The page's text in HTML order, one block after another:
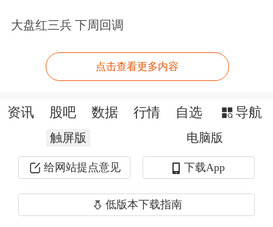
监管的体制。在此，特别建议成立数字
务院的统一领导下，专门负责推动包括
互联网平台在内的数字经济长期健康发
展。
数字经济发展与监管委员会的成立可以
大盘红三兵 下周回调
点击查看更多内容
资讯 股吧 数据 行情 自选 导航
触屏版 电脑版
给网站提点意见 下载App
低版本下载指南